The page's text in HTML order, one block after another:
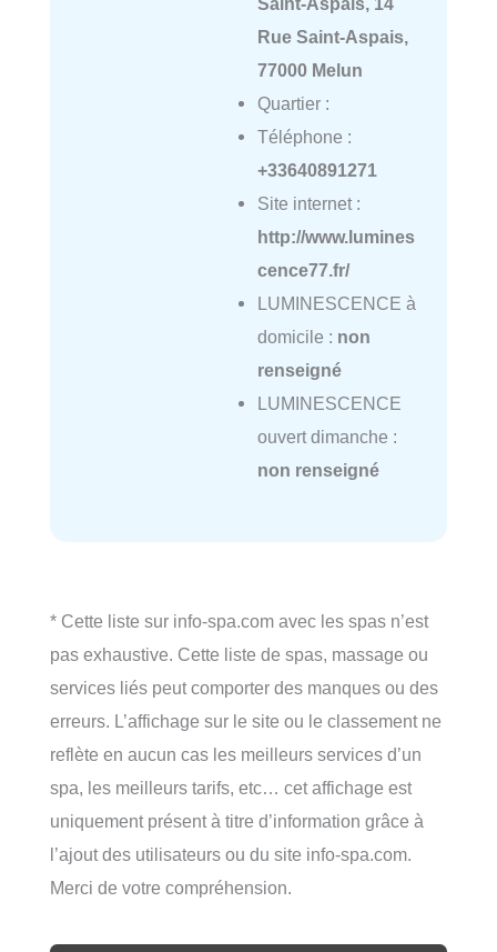
Rue Saint-Aspais,
77000 Melun
Quartier :
Téléphone :
+33640891271
Site internet :
http://www.lumines
cence77.fr/
LUMINESCENCE à
domicile : non
renseigné
LUMINESCENCE
ouvert dimanche :
non renseigné
* Cette liste sur info-spa.com avec les spas n’est
pas exhaustive. Cette liste de spas, massage ou
services liés peut comporter des manques ou des
erreurs. L’affichage sur le site ou le classement ne
reflète en aucun cas les meilleurs services d’un
spa, les meilleurs tarifs, etc… cet affichage est
uniquement présent à titre d’information grâce à
l’ajout des utilisateurs ou du site info-spa.com.
Merci de votre compréhension.